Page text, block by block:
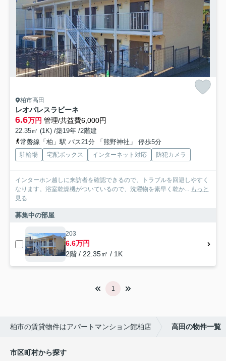
柏市高田
レオパレスラビーネ
6.6万円 管理/共益費6,000円
22.35㎡ (1K) /築19年 /2階建
常磐線「柏」駅 バス21分 「熊野神社」 停歩5分
駐輪場 宅配ボックス インターネット対応 防犯カメラ
インターホン越しに来訪者を確認できるので、トラブルを回避しやすく
なります。浴室乾燥機がついているので、洗濯物を素早く乾か... もっと
見る
募集中の部屋
203
6.6万円
2階 / 22.35㎡ / 1K
1
柏市の賃貸物件はアパートマンション館柏店 高田の物件一覧
市区町村から探す